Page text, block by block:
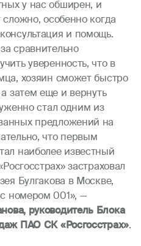
у нас обширен, и
особенно когда
и помощь.
сравнительно
уверенность, что в
хозяин сможет быстро
затем еще и вернуть
стал одним из
предложений на
что первым
наиболее известный
застраховал
Булгакова в Москве,
с номером 001», —
руководитель Блока
ПАО СК «Росгосстрах».